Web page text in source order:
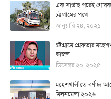
এক সাপ্তাহ পরেই
চট্টগ্রামের পথে
জানুয়ারি ২৪, ২০২১
চট্টগ্রামে গ্রেফতার
কাজল
ডিসেম্বর ২০, ২০২৫
মহেশখালীতে বর্ণাঢ্য
মিলনমেলা ২০২৬